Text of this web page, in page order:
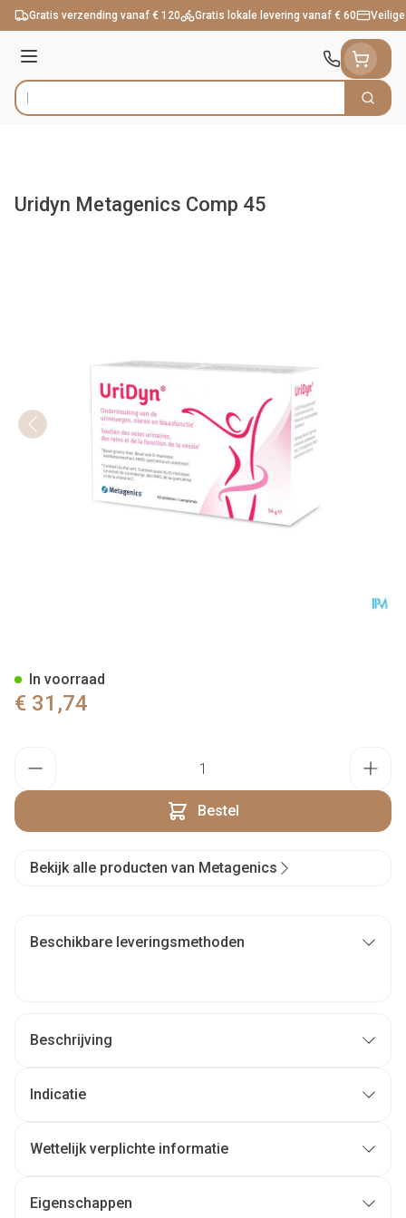
Ga naar de inhoud
Gratis verzending vanaf € 120 Gratis lokale levering vanaf € 60
Menu
Product, merk, categorie... Zoek
Uridyn Metagenics Comp 45
€ 31,74
Bestel
In voorraad
Bekijk alle producten van Metagenics
Beschikbare leveringsmethoden
Beschrijving
Indicatie
Wettelijk verplichte informatie
Eigenschappen